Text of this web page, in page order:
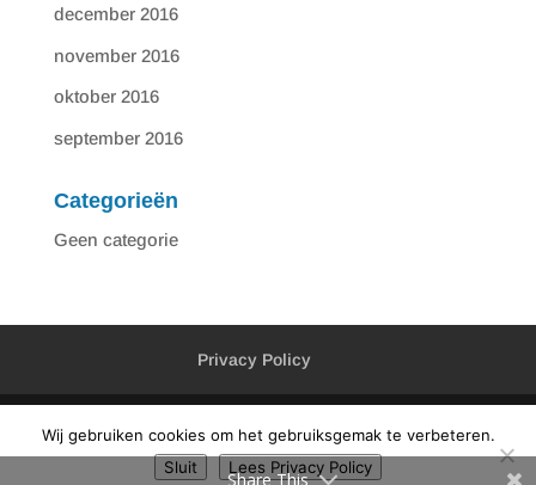
december 2016
november 2016
oktober 2016
september 2016
Categorieën
Geen categorie
Privacy Policy
Ontworpen doorWebsiteSelect
Share This
Wij gebruiken cookies om het gebruiksgemak te verbeteren.
Sluit
Lees Privacy Policy